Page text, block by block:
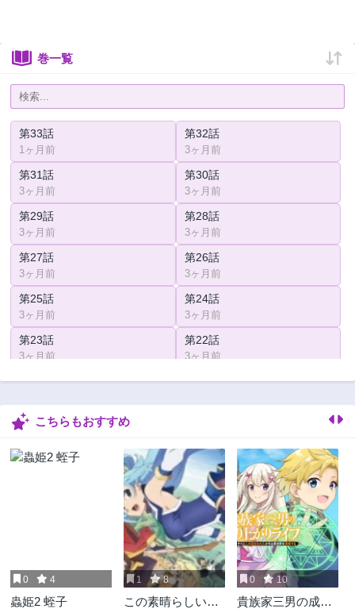
巻一覧
第33話
1ヶ月前
第32話
3ヶ月前
第31話
3ヶ月前
第30話
3ヶ月前
第29話
3ヶ月前
第28話
3ヶ月前
第27話
3ヶ月前
第26話
3ヶ月前
第25話
3ヶ月前
第24話
3ヶ月前
第23話
3ヶ月前
第22話
3ヶ月前
第21話 第20話
第19.5話
こちらもおすすめ
0 4
蟲姫2 蛭子
1 8
この素晴らしい世
0 10
貴族家三男の成り